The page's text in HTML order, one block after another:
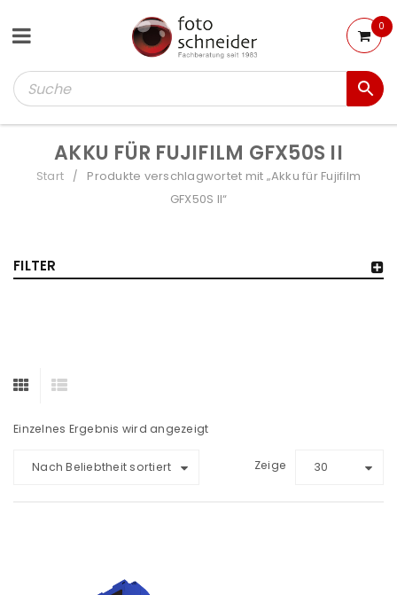
0
AKKU FÜR FUJIFILM GFX50S II
Start /
Produkte verschlagwortet mit „Akku für Fujifilm
GFX50S II“
FILTER
Einzelnes Ergebnis wird angezeigt
Nach Beliebtheit sortiert Zeige 30